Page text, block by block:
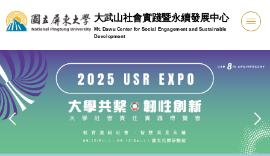
跳
到
要
內
容
區
大武山社會實踐暨永續發展中心
Mt. Dawu Center for Social Engagement and Sustainable
Development